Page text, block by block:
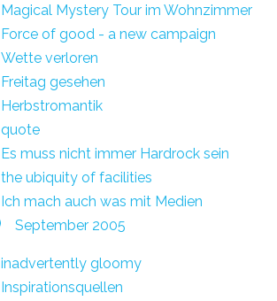
Magical Mystery Tour im Wohnzimmer
Force of good - a new campaign
Wette verloren
Freitag gesehen
Herbstromantik
quote
Es muss nicht immer Hardrock sein
the ubiquity of facilities
Ich mach auch was mit Medien
September 2005
inadvertently gloomy
Inspirationsquellen